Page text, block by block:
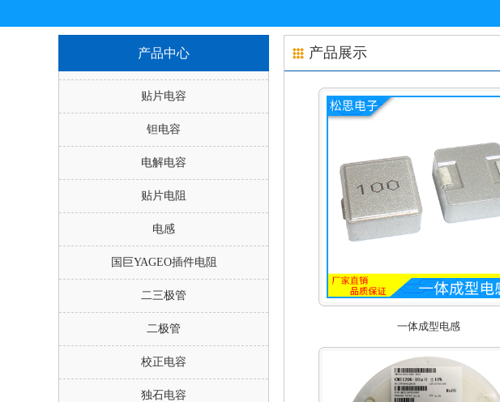
产品中心
贴片电容
钽电容
电解电容
贴片电阻
电感
国巨YAGEO插件电阻
二三极管
二极管
校正电容
独石电容
产品展示
一体成型电感